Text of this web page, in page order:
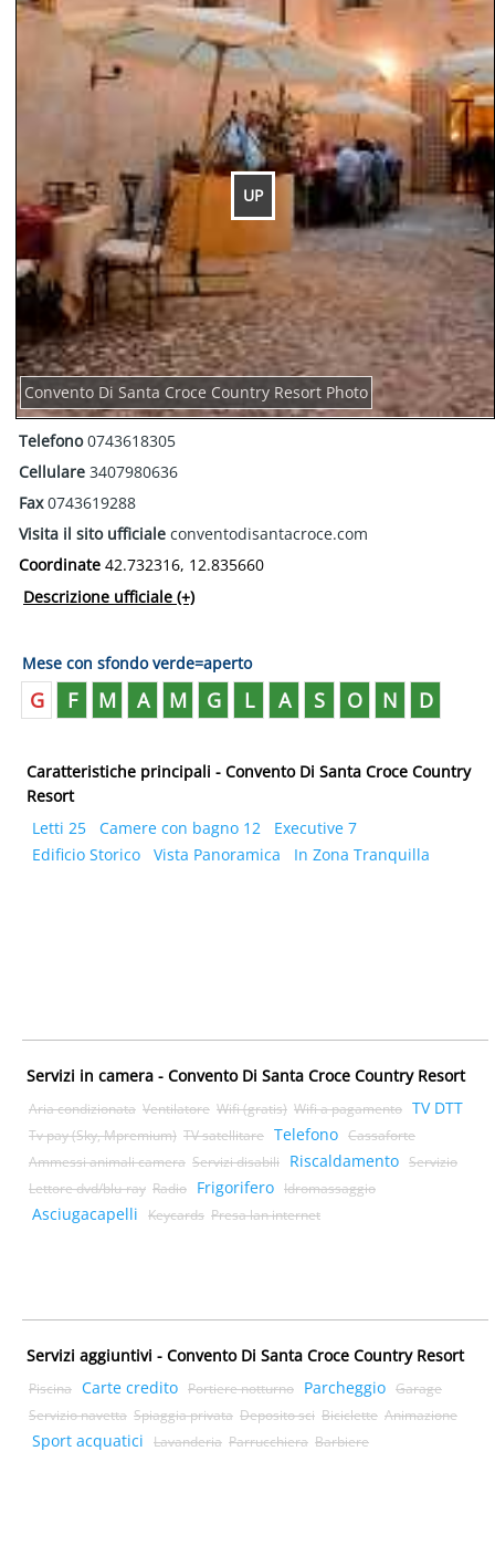
UP
Convento Di Santa Croce Country Resort Photo
Telefono0743618305
Cellulare 3407980636
Fax0743619288
Visita il sito ufficiale conventodisantacroce.com
Coordinate 42.732316, 12.835660
Descrizione ufficiale (+)
Mese con sfondo verde=aperto
G F M A M G L A S O N D
Caratteristiche principali - Convento Di Santa Croce Country
Resort
Letti 25
Camere con bagno 12
Executive 7
Edificio Storico
Vista Panoramica In Zona Tranquilla
Servizi in camera - Convento Di Santa Croce Country Resort
Aria condizionata Ventilatore Wifi (gratis) Wifi a pagamento TV DTT
Tv pay (Sky, Mpremium) TV satellitare Telefono Cassaforte
Ammessi animali camera Servizi disabili Riscaldamento Servizio
Lettore dvd/blu-ray Radio Frigorifero Idromassaggio
Asciugacapelli Keycards Presa lan internet
Servizi aggiuntivi - Convento Di Santa Croce Country Resort
Piscina Carte credito Portiere notturno Parcheggio Garage
Servizio navetta Spiaggia privata Deposito sci Biciclette Animazione
Sport acquatici Lavanderia Parrucchiera Barbiere